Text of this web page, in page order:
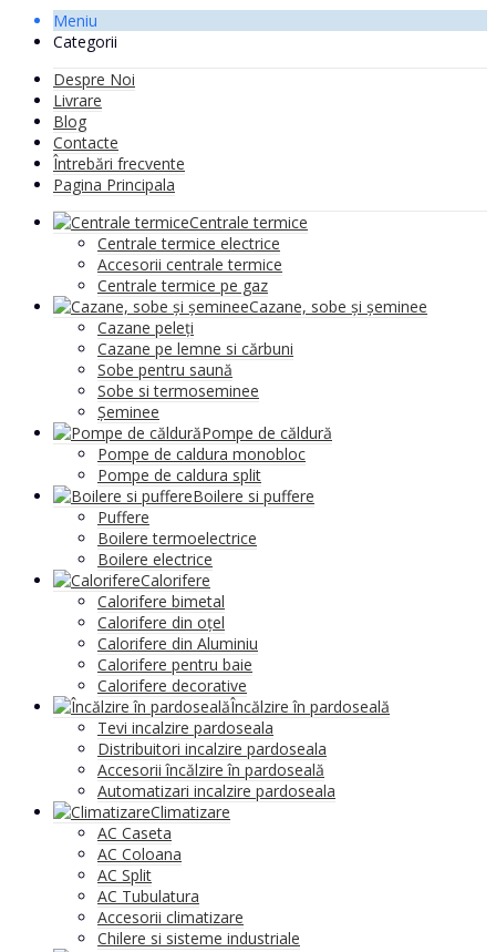
Meniu
Categorii
Despre Noi
Livrare
Blog
Contacte
Întrebări frecvente
Pagina Principala
Centrale termice
Centrale termice electrice
Accesorii centrale termice
Centrale termice pe gaz
Cazane, sobe și șeminee
Cazane peleți
Cazane pe lemne si cărbuni
Sobe pentru saună
Sobe si termoseminee
Șeminee
Pompe de căldură
Pompe de caldura monobloc
Pompe de caldura split
Boilere si puffere
Puffere
Boilere termoelectrice
Boilere electrice
Calorifere
Calorifere bimetal
Calorifere din oțel
Calorifere din Aluminiu
Calorifere pentru baie
Calorifere decorative
Încălzire în pardoseală
Tevi incalzire pardoseala
Distribuitori incalzire pardoseala
Accesorii încălzire în pardoseală
Automatizari incalzire pardoseala
Climatizare
AC Caseta
AC Coloana
AC Split
AC Tubulatura
Accesorii climatizare
Chilere si sisteme industriale